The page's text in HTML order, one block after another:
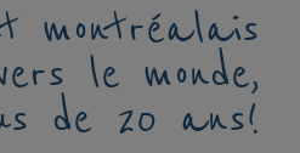
montréalais
le monde,
de 20 ans!